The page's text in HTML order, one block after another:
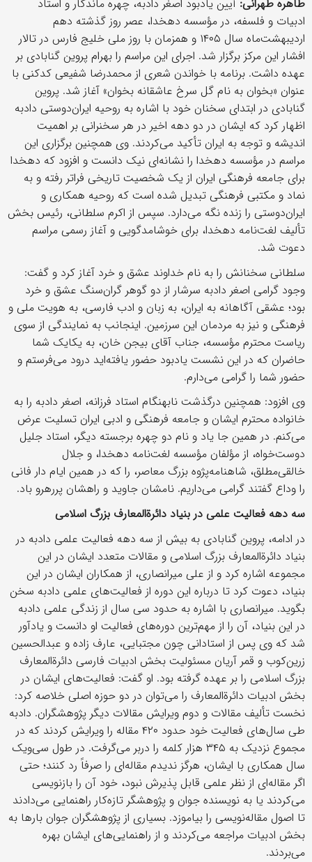
طاهره طهرانی: آیین یادبود اصغر دادبه، چهره ماندگار و استاد
ادبیات و فلسفه، در مؤسسه دهخدا، عصر روز گذشته دهم
اردیبهشت‌ماه سال ۱۴۰۵ و همزمان با روز ملی خلیج فارس در تالار
افشار این مرکز برگزار شد. اجرای این مراسم را بهرام پروین گنابادی بر
عهده داشت. برنامه با خواندن شعری از محمدرضا شفیعی کدکنی با
عنوان «بخوان به نام گل سرخ عاشقانه بخوان» آغاز شد. پروین
گنابادی در ابتدای سخنان خود با اشاره به روحیه ایران‌دوستی دادبه
اظهار کرد که ایشان در دو دهه اخیر در هر سخنرانی بر اهمیت
اندیشه و توجه به ایران تأکید می‌کردند. وی همچنین برگزاری این
مراسم در مؤسسه دهخدا را نشانه‌ای نیک دانست و افزود که دهخدا
برای جامعه فرهنگی ایران از یک شخصیت تاریخی فراتر رفته و به
نماد و مکتبی فرهنگی تبدیل شده است که روحیه همکاری و
ایران‌دوستی را زنده نگه می‌دارد. سپس از اکرم سلطانی، رئیس بخش
تألیف لغت‌نامه دهخدا، برای خوشامدگویی و آغاز رسمی مراسم
دعوت شد.
سلطانی سخنانش را به نام خداوند عشق و خرد آغاز کرد و گفت:
وجود گرامی اصغر دادبه سرشار از دو گوهر گران‌سنگ عشق و خرد
بود؛ عشقی آگاهانه به ایران، به زبان و ادب فارسی، به هویت ملی و
فرهنگی و نیز به مردمان این سرزمین. اینجانب به نمایندگی از سوی
ریاست محترم مؤسسه، جناب آقای بیجن خان، به یکایک شما
حاضران که در این نشست یادبود حضور یافته‌اید درود می‌فرستم و
حضور شما را گرامی می‌دارم.
وی افزود: همچنین درگذشت نابهنگام استاد فرزانه، اصغر دادبه را به
خانواده محترم ایشان و جامعه فرهنگی و ادبی ایران تسلیت عرض
می‌کنم. در همین جا یاد و نام دو چهره برجسته دیگر، استاد جلیل
دوست‌خواه، از مؤلفان مؤسسه لغت‌نامه دهخدا، و جلال
خالقی‌مطلق، شاهنامه‌پژوه بزرگ معاصر، را که در همین ایام دار فانی
را وداع گفتند گرامی می‌داریم. نامشان جاوید و راهشان پررهرو باد.
سه دهه فعالیت علمی در بنیاد دائرةالمعارف بزرگ اسلامی
در ادامه، پروین گنابادی به بیش از سه دهه فعالیت علمی دادبه در
بنیاد دائرةالمعارف بزرگ اسلامی و مقالات متعدد ایشان در این
مجموعه اشاره کرد و از علی میرانصاری، از همکاران ایشان در این
بنیاد، دعوت کرد تا درباره این دوره از فعالیت‌های علمی دادبه سخن
بگوید. میرانصاری با اشاره به حدود سی سال از زندگی علمی دادبه
در این بنیاد، آن را از مهم‌ترین دوره‌های فعالیت او دانست و یادآور
شد که وی پس از استادانی چون مجتبایی، عارف زاده و عبدالحسین
زرین‌کوب و قمر آریان مسئولیت بخش ادبیات فارسی دائرةالمعارف
بزرگ اسلامی را بر عهده گرفته بود. او گفت: فعالیت‌های ایشان در
بخش ادبیات دائرةالمعارف را می‌توان در دو حوزه اصلی خلاصه کرد:
نخست تألیف مقالات و دوم ویرایش مقالات دیگر پژوهشگران. دادبه
طی سال‌های فعالیت خود حدود ۴۲۰ مقاله را ویرایش کردند که در
مجموع نزدیک به ۳۴۵ هزار کلمه را دربر می‌گرفت. در طول سی‌ویک
سال همکاری با ایشان، هرگز ندیدم مقاله‌ای را صرفاً رد کنند؛ حتی
اگر مقاله‌ای از نظر علمی قابل پذیرش نبود، خود آن را بازنویسی
می‌کردند یا به نویسنده جوان و پژوهشگر تازه‌کار راهنمایی می‌دادند
تا اصول مقاله‌نویسی را بیاموزد. بسیاری از پژوهشگران جوان بارها به
بخش ادبیات مراجعه می‌کردند و از راهنمایی‌های ایشان بهره
می‌بردند.